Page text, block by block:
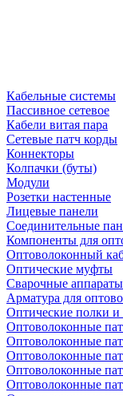
Кабельные системы
Пассивное сетевое
Кабели витая пара
Сетевые патч корды
Коннекторы
Колпачки (буты)
Модули
Розетки настенные
Лицевые панели
Соединительные
Компоненты для
Оптоволоконный
Оптические муфты
Сварочные
Арматура для
Оптические полки и
Оптоволоконные
Оптоволоконные
Оптоволоконные
Оптоволоконные
Оптоволоконные